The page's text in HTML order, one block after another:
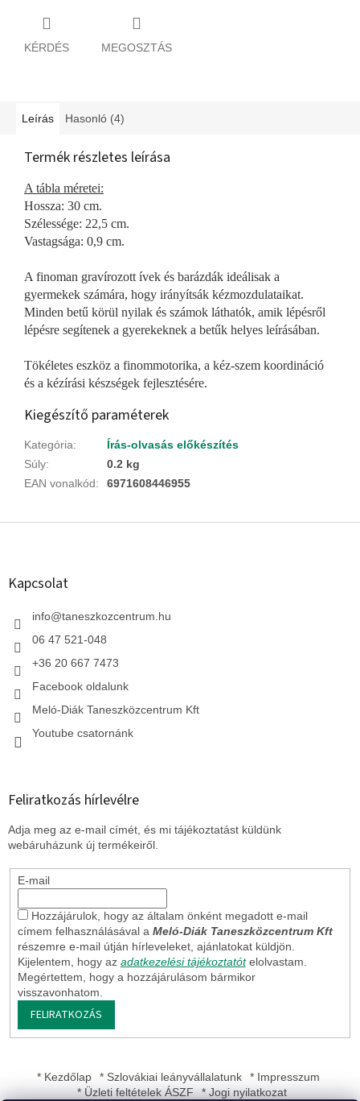
KÉRDÉS MEGOSZTÁS
Leírás Hasonló (4)
Termék részletes leírása
A tábla méretei:
Hossza: 30 cm.
Szélessége: 22,5 cm.
Vastagsága: 0,9 cm.
A finoman gravírozott ívek és barázdák ideálisak a
gyermekek számára, hogy irányítsák kézmozdulataikat.
Minden betű körül nyilak és számok láthatók, amik lépésről
lépésre segítenek a gyerekeknek a betűk helyes leírásában.
Tökéletes eszköz a finommotorika, a kéz-szem koordináció
és a kézírási készségek fejlesztésére.
Kiegészítő paraméterek
Kategória:
Írás-olvasás előkészítés
Súly:
0.2 kg
EAN vonalkód: 6971608446955
L
Kapcsolat
info@taneszkozcentrum.hu
06 47 521-048
+36 20 667 7473
Facebook oldalunk
Meló-Diák Taneszközcentrum Kft
Youtube csatornánk
Feliratkozás hírlevélre
Adja meg az e-mail címét, és mi tájékoztatást küldünk
webáruházunk új termékeiről.
E-mail
Hozzájárulok, hogy az általam önként megadott e-mail
címem felhasználásával a Meló-Diák Taneszközcentrum Kft
részemre e-mail útján hírleveleket, ajánlatokat küldjön.
Kijelentem, hogy az adatkezelési tájékoztatót elolvastam.
Megértettem, hogy a hozzájárulásom bármikor
visszavonhatom.
FELIRATKOZÁS
* Kezdőlap * Szlovákiai leányvállalatunk
* Impresszum
* Üzleti feltételek ÁSZF
* Jogi nyilatkozat